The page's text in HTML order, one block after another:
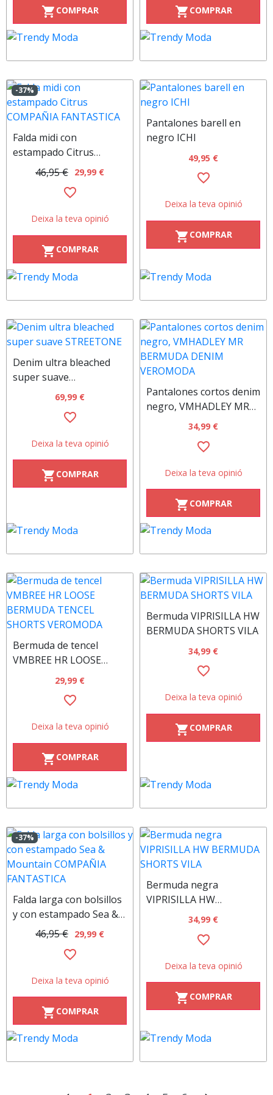
shopping_cart COMPRAR shopping_cart COMPRAR
Falda midi con
estampado Citrus
COMPAÑIA FANTASTICA
-37%
46,95 € 29,99 €
favorite_border
Deixa la teva opinió
shopping_cart COMPRAR
Pantalones barell en
negro ICHI
49,95 €
favorite_border
Deixa la teva opinió
shopping_cart COMPRAR
Denim ultra bleached
super suave
STREETONE69,99 €
favorite_border
Deixa la teva opinió
shopping_cart COMPRAR
Pantalones cortos denim
negro, VMHADLEY MR
BERMUDA DENIM
VEROMODA
34,99 €
favorite_border
Deixa la teva opinió
shopping_cart COMPRAR
Bermuda de tencel
VMBREE HR LOOSE
BERMUDA TENCEL
SHORTS VEROMODA
29,99 €
favorite_border
Deixa la teva opinió
shopping_cart COMPRAR
Bermuda VIPRISILLA HW
BERMUDA SHORTS VILA
34,99 €
favorite_border
Deixa la teva opinió
shopping_cart COMPRAR
Falda larga con bolsillos
y con estampado Sea &
Mountain COMPAÑIA
FANTASTICA
-37%
46,95 € 29,99 €
favorite_border
Deixa la teva opinió
shopping_cart COMPRAR
Bermuda negra
VIPRISILLA HW
BERMUDA SHORTS VILA
34,99 €
favorite_border
Deixa la teva opinió
shopping_cart COMPRAR